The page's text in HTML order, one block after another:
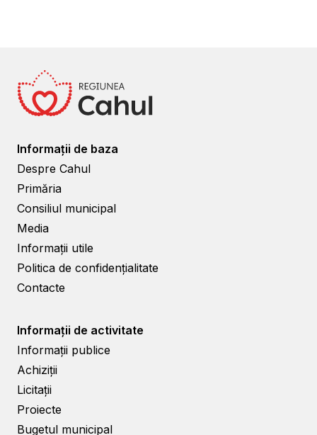
Informații de baza
Despre Cahul
Primăria
Consiliul municipal
Media
Informații utile
Politica de confidențialitate
Contacte
Informații de activitate
Informații publice
Achiziții
Licitații
Proiecte
Bugetul municipal